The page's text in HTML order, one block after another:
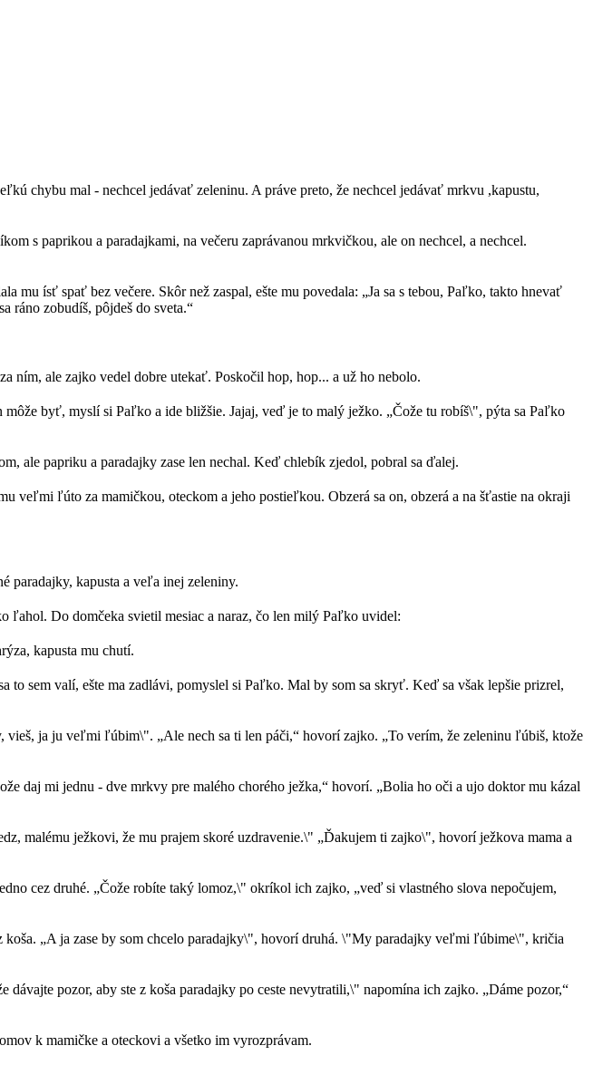
chybu mal - nechcel jedávať zeleninu. A práve preto, že nechcel jedávať mrkvu ,kapustu,
s paprikou a paradajkami, na večeru zaprávanou mrkvičkou, ale on nechcel, a nechcel.
mu ísť spať bez večere. Skôr než zaspal, ešte mu povedala: „Ja sa s tebou, Paľko, takto hnevať
ráno zobudíš, pôjdeš do sveta.“
ním, ale zajko vedel dobre utekať. Poskočil hop, hop... a už ho nebolo.
byť, myslí si Paľko a ide bližšie. Jajaj, veď je to malý ježko. „Čože tu robíš\", pýta sa Paľko
ale papriku a paradajky zase len nechal. Keď chlebík zjedol, pobral sa ďalej.
ľúto za mamičkou, oteckom a jeho postieľkou. Obzerá sa on, obzerá a na šťastie na okraji
paradajky, kapusta a veľa inej zeleniny.
ľahol. Do domčeka svietil mesiac a naraz, čo len milý Paľko uvidel:
kapusta mu chutí.
sem valí, ešte ma zadlávi, pomyslel si Paľko. Mal by som sa skryť. Keď sa však lepšie prizrel,
ja ju veľmi ľúbim\". „Ale nech sa ti len páči,“ hovorí zajko. „To verím, že zeleninu ľúbiš, ktože
daj mi jednu - dve mrkvy pre malého chorého ježka,“ hovorí. „Bolia ho oči a ujo doktor mu kázal
malému ježkovi, že mu prajem skoré uzdravenie.\" „Ďakujem ti zajko\", hovorí ježkova mama a
cez druhé. „Čože robíte taký lomoz,\" okríkol ich zajko, „veď si vlastného slova nepočujem,
„A ja zase by som chcelo paradajky\", hovorí druhá. \"My paradajky veľmi ľúbime\", kričia
pozor, aby ste z koša paradajky po ceste nevytratili,\" napomína ich zajko. „Dáme pozor,“
k mamičke a oteckovi a všetko im vyrozprávam.